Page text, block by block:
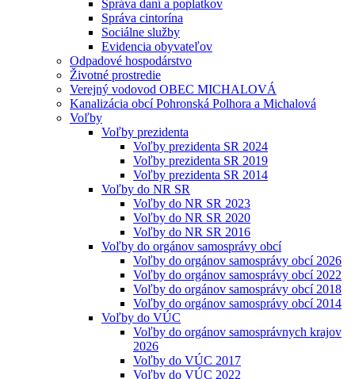
Správa daní a poplatkov
Správa cintorína
Sociálne služby
Evidencia obyvateľov
Odpadové hospodárstvo
Životné prostredie
Verejný vodovod OBEC MICHALOVÁ
Kanalizácia obcí Pohronská Polhora a Michalová
Voľby
Voľby prezidenta
Voľby prezidenta SR 2024
Voľby prezidenta SR 2019
Voľby prezidenta SR 2014
Voľby do NR SR
Voľby do NR SR 2023
Voľby do NR SR 2020
Voľby do NR SR 2016
Voľby do orgánov samosprávy obcí
Voľby do orgánov samosprávy obcí 2026
Voľby do orgánov samosprávy obcí 2022
Voľby do orgánov samosprávy obcí 2018
Voľby do orgánov samosprávy obcí 2014
Voľby do VÚC
Voľby do orgánov samosprávnych krajov
2026
Voľby do VÚC 2017
Voľby do VÚC 2022